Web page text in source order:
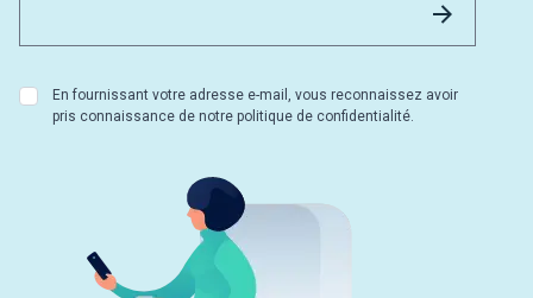
En fournissant votre adresse e-mail, vous reconnaissez avoir
pris connaissance de notre politique de confidentialité.